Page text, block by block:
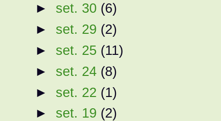
► set. 30 (6)
► set. 29 (2)
► set. 25 (11)
► set. 24 (8)
► set. 22 (1)
► set. 19 (2)